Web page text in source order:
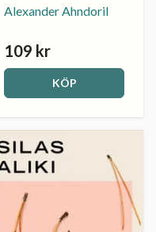
Alexander Ahndoril
109 kr
KÖP